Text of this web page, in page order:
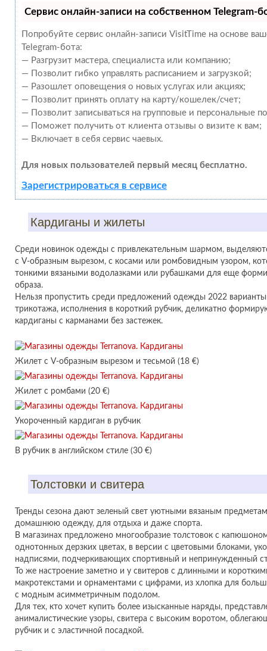
Сервис онлайн-записи на собственном Telegram-
Попробуйте сервис онлайн-записи VisitTime на основе
Telegram-бота:
— Разгрузит мастера, специалиста или компанию;
— Позволит гибко управлять расписанием и загрузкой;
— Разошлет оповещения о новых услугах или акциях;
— Позволит принять оплату на карту/кошелек/счет;
— Позволит записываться на групповые и персональные
— Поможет получить от клиента отзывы о визите к вам;
— Включает в себя сервис чаевых.
Для новых пользователей первый месяц бесплатно.
Зарегистрироваться в сервисе
Кардиганы и жилеты
Среди новинок одежды с привлекательным шармом,
с V-образным вырезом, с косами или ромбовидным узором,
тонкими вязаными водолазками или рубашками для еще
образа.
Нельзя пропустить среди предложений одежды 2022 варианты
трикотажа, исполнения в короткий рубчик, деликатно
кардиганы с карманами без застежек.
Жилет с V-образным вырезом и тесьмой (18 €)
Жилет с ромбами (20 €)
Укороченный кардиган в рубчик
В рубчик в английском стиле (30 €)
Толстовки и свитера
Тренды сезона дают зеленый свет уютными вязаным
домашнюю одежду, для отдыха и даже спорта.
В магазинах предложено многообразие толстовок с
однотонных дерзких цветах, в версии с цветовыми блоками,
надписями, подчеркивающих спортивный и непринужденный
То же настроение заметно и у свитеров с длинными и
макротекстами и орнаментами с цифрами, из хлопка для
с модным асимметричным подолом.
Для тех, кто хочет купить более изысканные наряды,
анималистические узоры, свитера с высоким воротом,
рубчик и с эластичной посадкой.